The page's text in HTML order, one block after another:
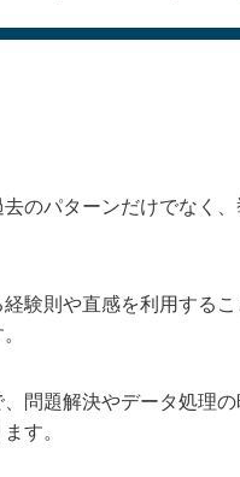
のパターンだけでなく
験則や直感を利用する
問題解決やデータ処理
す。